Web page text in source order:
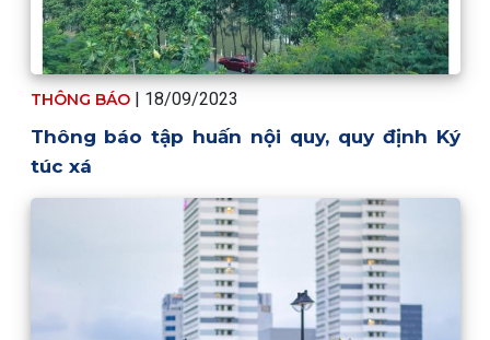
THÔNG BÁO | 18/09/2023
Thông báo tập huấn nội quy, quy định Ký
túc xá